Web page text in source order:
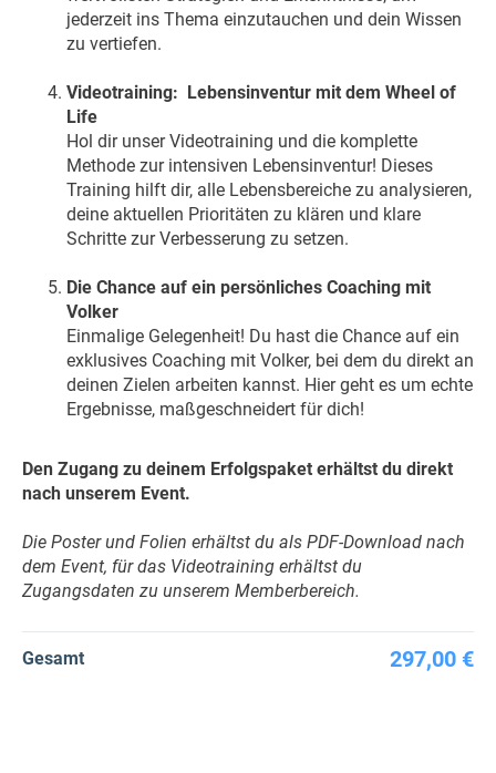
jederzeit ins Thema einzutauchen und dein Wissen
zu vertiefen.
Videotraining: Lebensinventur mit dem Wheel of
Life
Hol dir unser Videotraining und die komplette
Methode zur intensiven Lebensinventur! Dieses
Training hilft dir, alle Lebensbereiche zu analysieren,
deine aktuellen Prioritäten zu klären und klare
Schritte zur Verbesserung zu setzen.
Die Chance auf ein persönliches Coaching mit
Volker
Einmalige Gelegenheit! Du hast die Chance auf ein
exklusives Coaching mit Volker, bei dem du direkt an
deinen Zielen arbeiten kannst. Hier geht es um echte
Ergebnisse, maßgeschneidert für dich!
Den Zugang zu deinem Erfolgspaket erhältst du direkt
nach unserem Event.
Die Poster und Folien erhältst du als PDF-Download nach
dem Event, für das Videotraining erhältst du
Zugangsdaten zu unserem Memberbereich.
Gesamt 297,00 €